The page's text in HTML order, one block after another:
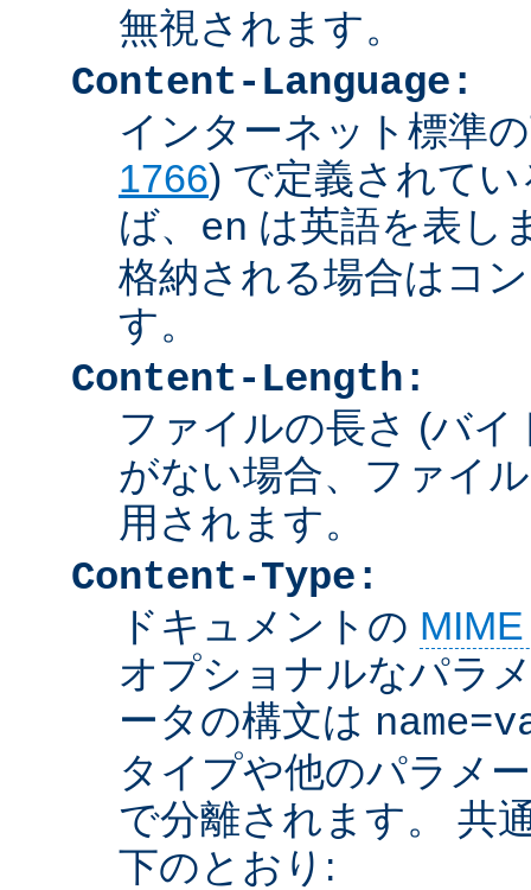
無視されます。
Content-Language:
インターネット標準
1766) で定義されて
ば、 en は英語を表し
格納される場合はコ
す。
Content-Length:
ファイルの長さ (バ
がない場合、ファイ
用されます。
Content-Type:
ドキュメントの
オプショナルなパラ
ータの構文は
タイプや他のパラメ
で分離されます。 共
下のとおり: